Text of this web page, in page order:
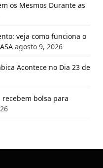
os Mesmos Durante as
veja como funciona o
agosto 9, 2026
Acontece no Dia 23 de
recebem bolsa para